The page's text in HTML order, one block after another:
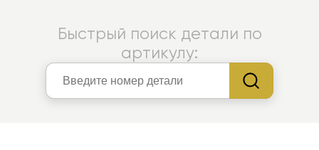
Быстрый поиск детали по
артикулу: